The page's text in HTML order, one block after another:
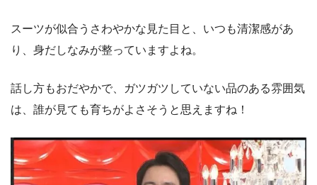
スーツが似合うさわやかな見た目と、いつも清潔感があ
り、身だしなみが整っていますよね。
話し方もおだやかで、ガツガツしていない品のある雰囲気
は、誰が見ても育ちがよさそうと思えますね！